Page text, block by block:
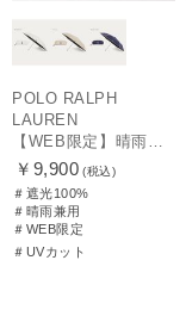
POLO RALPH
LAUREN
￥9,900 (税込)
＃遮光100%
＃晴雨兼用
＃WEB限定
＃UVカット